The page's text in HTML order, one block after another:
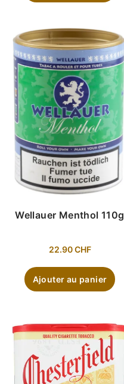
Wellauer Menthol 110g
22.90CHF
Ajouter au panier